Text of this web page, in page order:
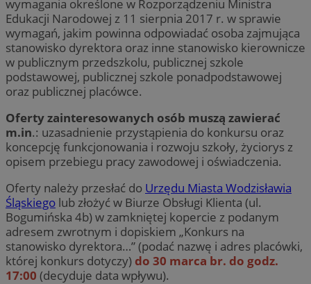
wymagania określone w Rozporządzeniu Ministra
Edukacji Narodowej z 11 sierpnia 2017 r. w sprawie
wymagań, jakim powinna odpowiadać osoba zajmująca
stanowisko dyrektora oraz inne stanowisko kierownicze
w publicznym przedszkolu, publicznej szkole
podstawowej, publicznej szkole ponadpodstawowej
oraz publicznej placówce.
Oferty zainteresowanych osób muszą zawierać
m.in.: uzasadnienie przystąpienia do konkursu oraz
koncepcję funkcjonowania i rozwoju szkoły, życiorys z
opisem przebiegu pracy zawodowej i oświadczenia.
Oferty należy przesłać do Urzędu Miasta Wodzisławia
Śląskiego lub złożyć w Biurze Obsługi Klienta (ul.
Bogumińska 4b) w zamkniętej kopercie z podanym
adresem zwrotnym i dopiskiem „Konkurs na
stanowisko dyrektora…” (podać nazwę i adres placówki,
której konkurs dotyczy) do 30 marca br. do godz.
17:00 (decyduje data wpływu).